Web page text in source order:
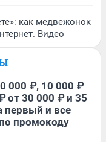
как медвежонок
Видео
000 ₽, 10 000 ₽
от 30 000 ₽ и 35
первый и все
промокоду